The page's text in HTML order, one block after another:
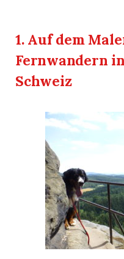
1. Auf dem
Fernwandern
Schweiz